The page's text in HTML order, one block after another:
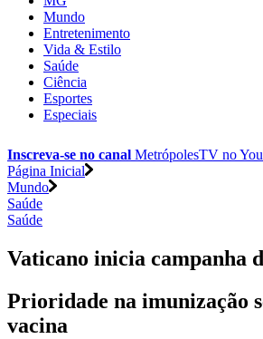
Mundo
Entretenimento
Vida & Estilo
Saúde
Ciência
Esportes
Especiais
Inscreva-se no canal MetrópolesTV no
Página Inicial
Mundo
Saúde
Saúde
Vaticano inicia campanha
Prioridade na imunização
vacina